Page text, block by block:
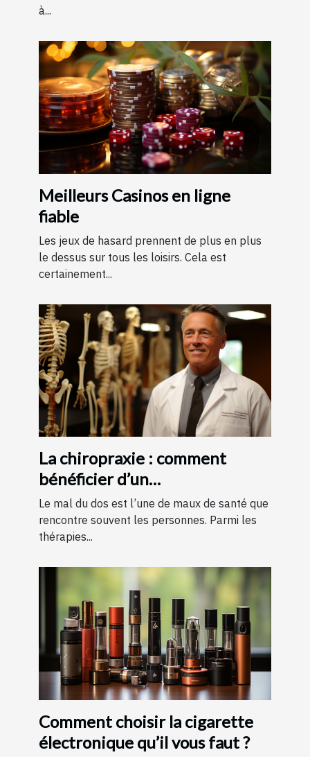
à...
Meilleurs Casinos en ligne
fiable
Les jeux de hasard prennent de plus en plus
le dessus sur tous les loisirs. Cela est
certainement...
La chiropraxie : comment
bénéficier d’un
remboursement ?
Le mal du dos est l’une de maux de santé que
rencontre souvent les personnes. Parmi les
thérapies...
Comment choisir la cigarette
électronique qu’il vous faut ?